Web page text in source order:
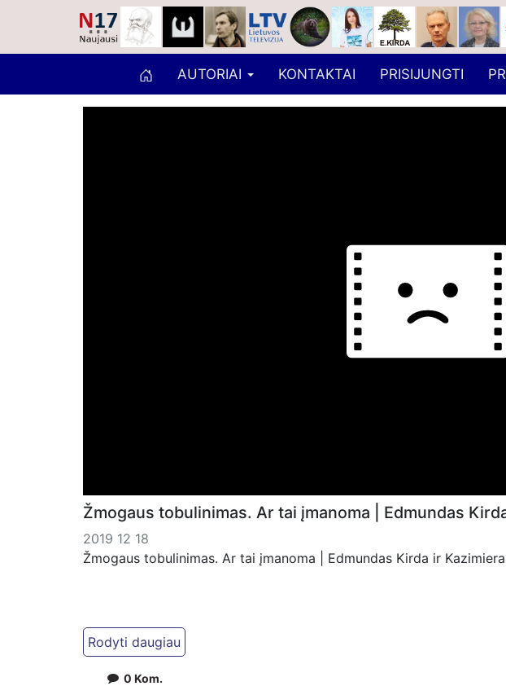
AUTORIAI KONTAKTAI PRISIJUNGTI
Žmogaus tobulinimas. Ar tai įmanoma | Edmundas
2019 12 18
Žmogaus tobulinimas. Ar tai įmanoma | Edmundas Kirda ir
0 Kom.